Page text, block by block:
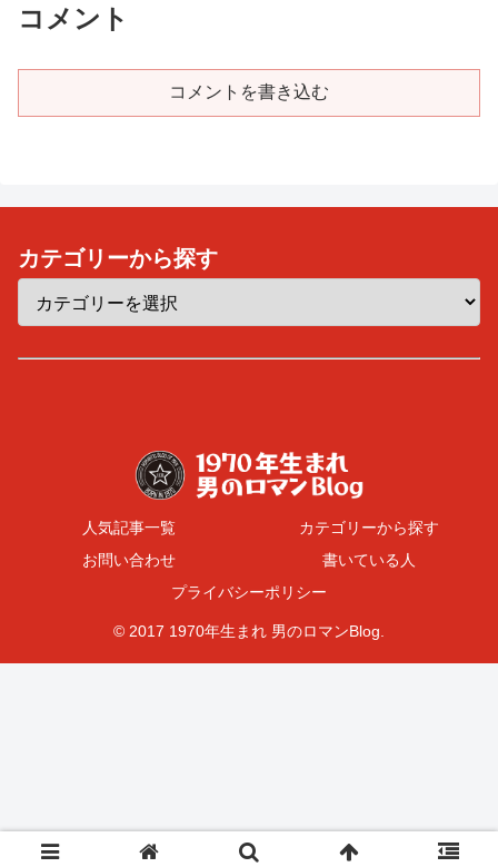
コメント
コメントを書き込む
カテゴリーから探す
人気記事一覧
カテゴリーから探す
お問い合わせ
書いている人
プライバシーポリシー
© 2017 1970年生まれ 男のロマンBlog.